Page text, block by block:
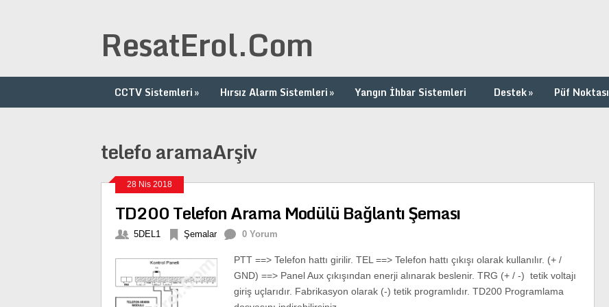
ResatErol.Com
CCTV Sistemleri» Hırsız Alarm Sistemleri» Yangın İhbar Sistemleri Destek» Püf Noktası
telefo aramaArşiv
28 Nis 2018
TD200 Telefon Arama Modülü Bağlantı Şeması
5DEL1 Şemalar 0 Yorum
PTT ==> Telefon hattı girilir. TEL ==> Telefon hattı çıkışı olarak kullanılır. (+ /
GND) ==> Panel Aux çıkışından enerji alınarak beslenir. TRG (+ / -) tetik voltajı
giriş uçlarıdır. Fabrikasyon olarak (-) tetik programlıdır. TD200 Programlama